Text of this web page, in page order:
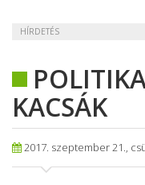
HÍRDETÉS
KACSÁK
2017. szeptember 21.,